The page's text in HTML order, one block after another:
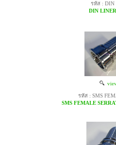
รหัส : DIN
DIN
รหัส : SMS
SMS FEMALE